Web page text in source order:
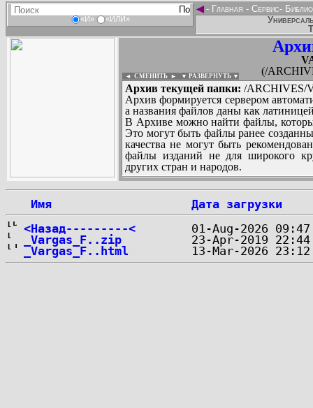
«И» «ИЛИ»
◄- Главная - Сервис-
(/
◄ СМЕНИТЬ ► ▼ РАЗВЕРНУТЬ ▼
Архив текущей папки: /ARCHIVES/
Архив формируется сервером
а названия файлов даны как
В Архиве можно найти файлы,
Это могут быть файлы ранее
качества не могут быть
файлы изданий не для широкого
других стран и народов.
Имя
Дата загрузки
<Назад---------<
_Vargas_F..zip
_Vargas_F..html